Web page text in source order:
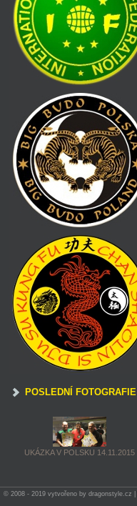
POSLEDNÍ FOTOGRAFIE
UKÁZKA V POLSKU 14.11.2015
© 2008 - 2019 vytvořeno by dragonstyle.cz |